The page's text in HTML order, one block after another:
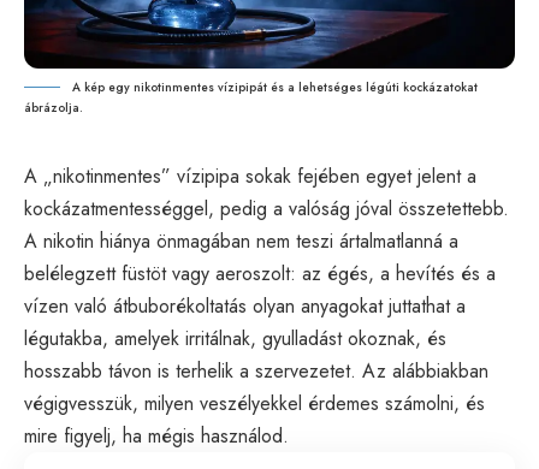
A kép egy nikotinmentes vízipipát és a lehetséges légúti kockázatokat
ábrázolja.
A „nikotinmentes” vízipipa sokak fejében egyet jelent a
kockázatmentességgel, pedig a valóság jóval összetettebb.
A nikotin hiánya önmagában nem teszi ártalmatlanná a
belélegzett füstöt vagy aeroszolt: az égés, a hevítés és a
vízen való átbuborékoltatás olyan anyagokat juttathat a
légutakba, amelyek irritálnak, gyulladást okoznak, és
hosszabb távon is terhelik a szervezetet. Az alábbiakban
végigvesszük, milyen veszélyekkel érdemes számolni, és
mire figyelj, ha mégis használod.